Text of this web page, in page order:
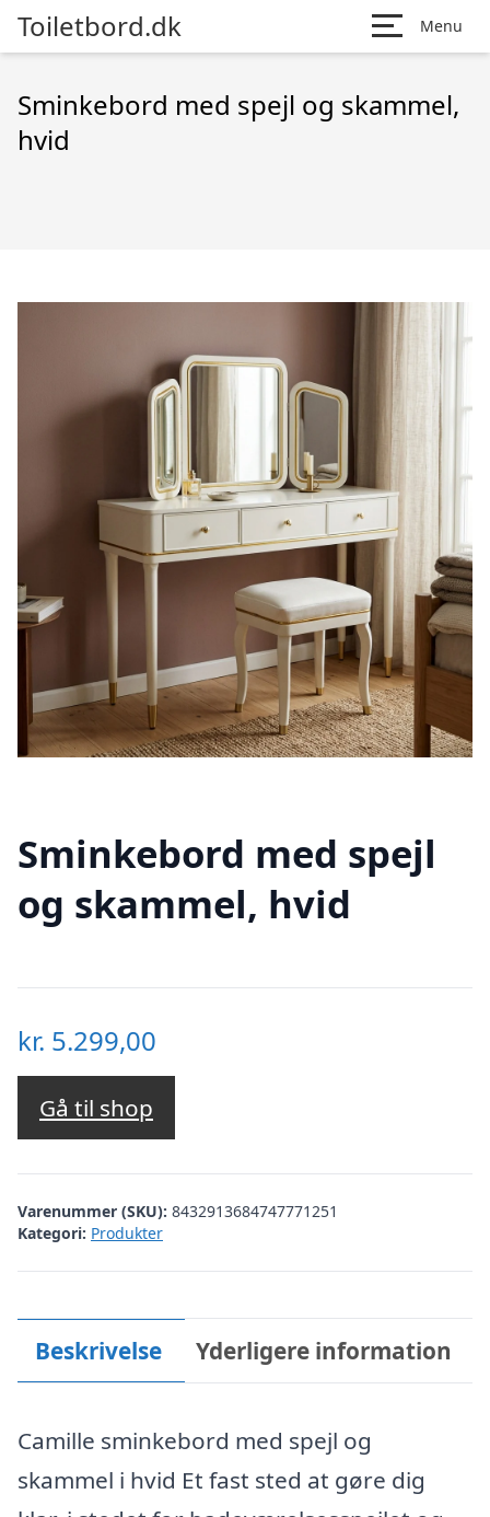
Toiletbord.dk Menu
Sminkebord med spejl og skammel,
hvid
Sminkebord med spejl
og skammel, hvid
kr. 5.299,00
Gå til shop
Varenummer (SKU): 8432913684747771251
Kategori: Produkter
Beskrivelse Yderligere information
Camille sminkebord med spejl og
skammel i hvid Et fast sted at gøre dig